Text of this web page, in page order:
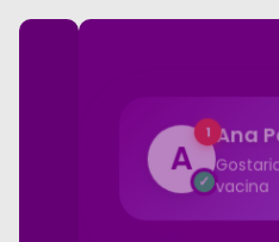
vacina